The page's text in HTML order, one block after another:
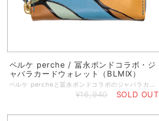
ペルケ perche / 冨永ボンドコラボ・ジ
ャバラカードウォレット（BLMIX）
¥16,940 SOLD OUT